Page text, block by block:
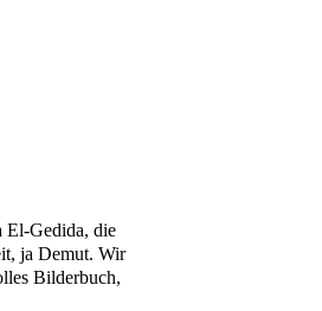
El-Gedida, die
ja Demut. Wir
Bilderbuch,